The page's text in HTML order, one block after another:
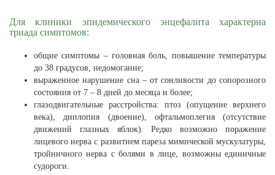
Для клиники эпидемического энцефалита характерна
триада симптомов:
общие симптомы – головная боль, повышение температуры
до 38 градусов, недомогание;
выраженное нарушение сна – от сонливости до сопорозного
состояния от 7 – 8 дней до месяца и более;
глазодвигательные расстройства: птоз (опущение верхнего
века), диплопия (двоение), офтальмоплегия (отсутствие
движений глазных яблок). Редко возможно поражение
лицевого нерва с развитием пареза мимической мускулатуры,
тройничного нерва с болями в лице, возможны единичные
судороги.